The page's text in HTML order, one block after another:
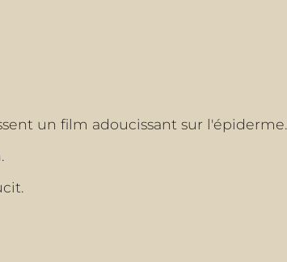
un film adoucissant sur l'épiderme.